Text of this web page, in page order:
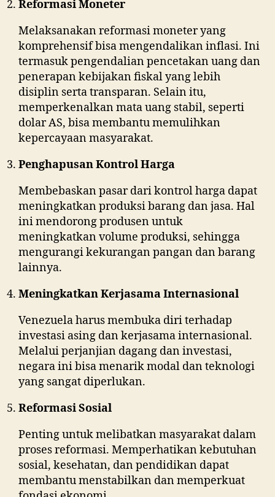
Reformasi Moneter
Melaksanakan reformasi moneter yang
komprehensif bisa mengendalikan inflasi. Ini
termasuk pengendalian pencetakan uang dan
penerapan kebijakan fiskal yang lebih
disiplin serta transparan. Selain itu,
memperkenalkan mata uang stabil, seperti
dolar AS, bisa membantu memulihkan
kepercayaan masyarakat.
Penghapusan Kontrol Harga
Membebaskan pasar dari kontrol harga dapat
meningkatkan produksi barang dan jasa. Hal
ini mendorong produsen untuk
meningkatkan volume produksi, sehingga
mengurangi kekurangan pangan dan barang
lainnya.
Meningkatkan Kerjasama Internasional
Venezuela harus membuka diri terhadap
investasi asing dan kerjasama internasional.
Melalui perjanjian dagang dan investasi,
negara ini bisa menarik modal dan teknologi
yang sangat diperlukan.
Reformasi Sosial
Penting untuk melibatkan masyarakat dalam
proses reformasi. Memperhatikan kebutuhan
sosial, kesehatan, dan pendidikan dapat
membantu menstabilkan dan memperkuat